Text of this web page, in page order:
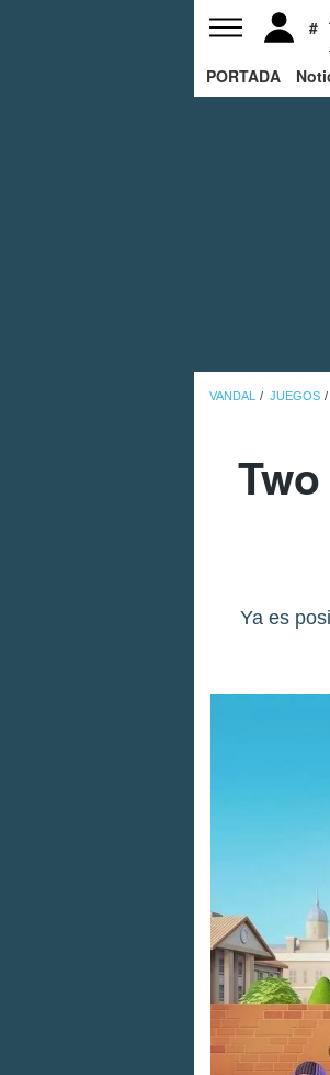
PORTADA
VANDAL JUEGOS
Ya es